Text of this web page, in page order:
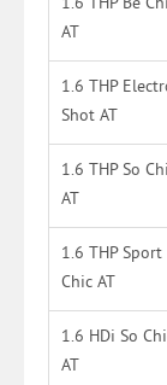
1.6 THP Be
AT
1.6 THP
Shot AT
1.6 THP So
AT
1.6 THP Sport
Chic AT
1.6 HDi So
AT